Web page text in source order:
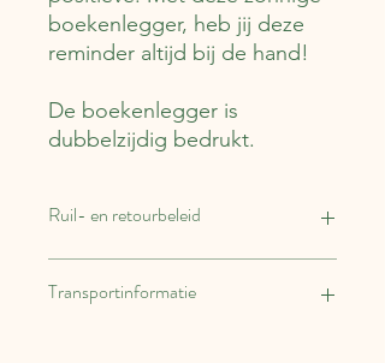
boekenlegger, heb jij deze
reminder altijd bij de hand!
De boekenlegger is
dubbelzijdig bedrukt.
Ruil- en retourbeleid
retourneren. Verzend- en
Transportinformatie